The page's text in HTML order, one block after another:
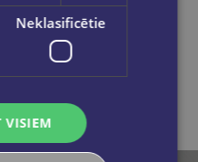
Neklasificētie
VISIEM